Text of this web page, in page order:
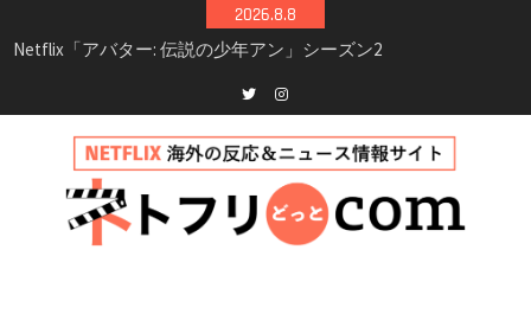
to
2026.8.8
シーズン3最新情報
Netflix映画「ボイスメールで恋をして」キャス
イッチ主演ロマコメ
新決定！2027年撮影開始へ
兄弟大騒動のコメディ映画「リトル・ブラザ
ー」がNetflixで配信！─キャスト・あらすじ・
見どころまとめ
Twitterinstagram